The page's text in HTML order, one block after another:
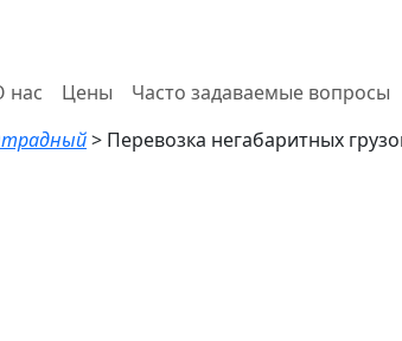
нас Цены Часто задаваемые вопросы
> Перевозка негабаритных